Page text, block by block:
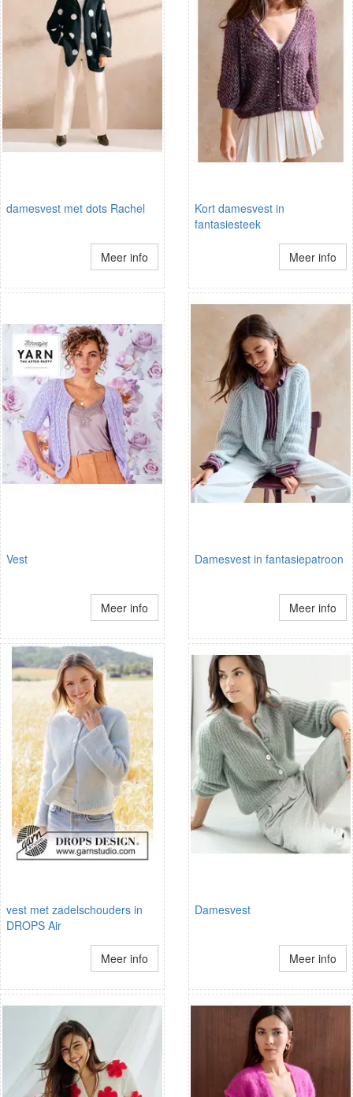
damesvest met dots Rachel
Meer info
Kort damesvest in
fantasiesteek
Meer info
Vest
Meer info
Damesvest in fantasiepatroon
Meer info
vest met zadelschouders in
DROPS Air
Meer info
Damesvest
Meer info